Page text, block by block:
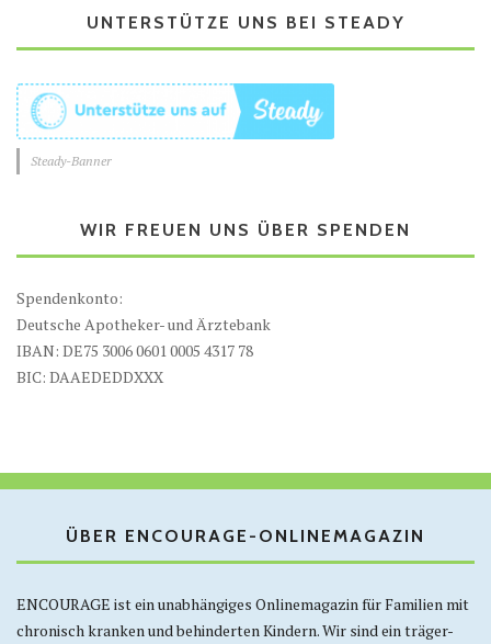
UNTERSTÜTZE UNS BEI STEADY
Steady-Banner
WIR FREUEN UNS ÜBER SPENDEN
Spendenkonto:
Deutsche Apotheker- und Ärztebank
IBAN: DE75 3006 0601 0005 4317 78
BIC: DAAEDEDDXXX
ÜBER ENCOURAGE-ONLINEMAGAZIN
ENCOURAGE ist ein unabhängiges Onlinemagazin für Familien mit
chronisch kranken und behinderten Kindern. Wir sind ein träger-